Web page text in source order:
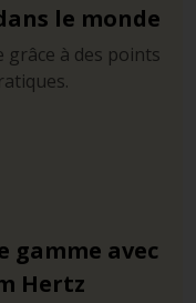
louer une
le long de la route
capitale.
le monde
grâce à des points
gamme avec
Hertz